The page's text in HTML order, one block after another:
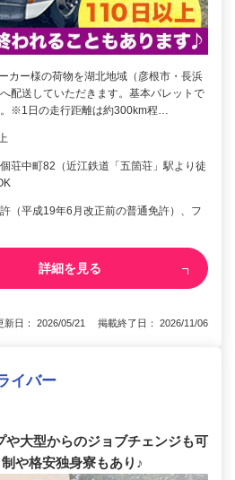
カー様の荷物を湖北地域（彦根市・長浜
配送していただきます。基本パレットで
※1日の走行距離は約300km程…
荘中町82（近江鉄道「五箇荘」駅より徒
（平成19年6月改正前の普通免許）、フ
詳細を見る
新日： 2026/05/21 掲載終了日： 2026/11/06
イバー
や大型からのジョブチェンジも可
や格安独身寮もあり♪